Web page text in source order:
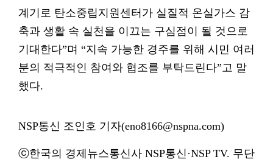
계기로 탄소중립지원센터가 실질적 온실가스 감
축과 생활 속 실천을 이끄는 구심점이 될 것으로
기대한다”며 “지속 가능한 경주를 위해 시민 여러
분의 적극적인 참여와 협조를 부탁드린다”고 말
했다.
NSP통신 조인호 기자(eno8166@nspna.com)
ⓒ한국의 경제뉴스통신사 NSP통신·NSP TV. 무단